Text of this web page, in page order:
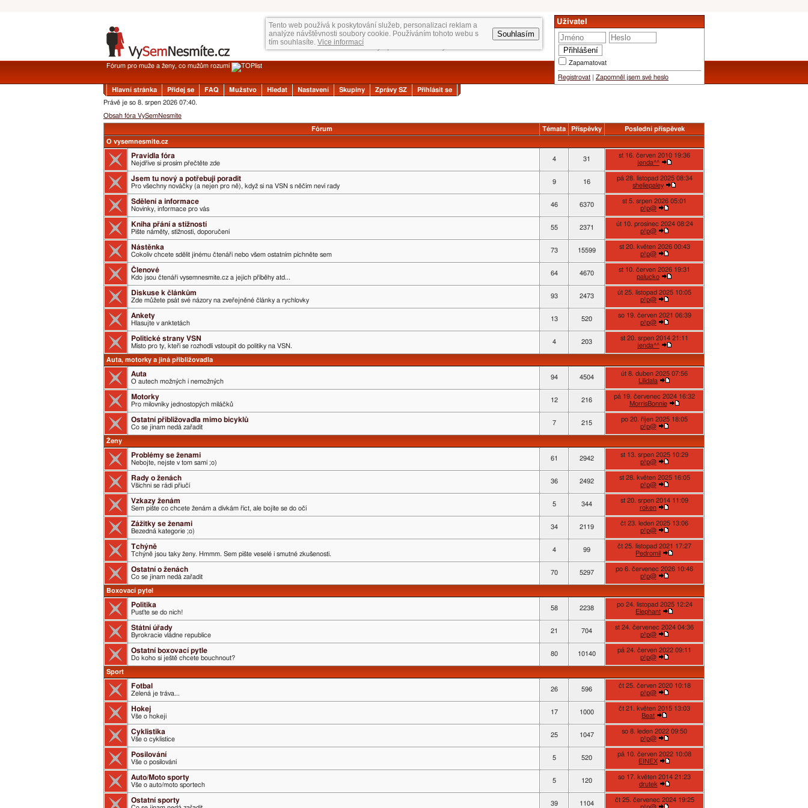
Tento web používá k poskytování služeb, personalizaci reklam a
analýze návštěvnosti soubory cookie. Používáním tohoto webu s
tím souhlasíte. Vice informací
Souhlasím
Uživatel
Zapamatovat
Registrovat Zapomněl jsem své heslo
Fórum pro muže a ženy, co mužům rozumí
Hlavní stránka Přidej se FAQ Mužstvo Hledat Nastavení Skupiny Zprávy SZ
Přihlásit se
Právě je so 8. srpen 2026 07:40.
Obsah fóra VySemNesmíte
Fórum
Témata Příspěvky
Poslední příspěvek
O vysemnesmite.cz
Pravidla fóra
Nejdříve si prosím přečtěte zde
4 31
st 16. červen 2010 19:36
jenda^^
Jsem tu nový a potřebuji poradit
Pro všechny nováčky (a nejen pro ně), když si na VSN s něčím neví rady
9 16
pá 28. listopad 2025 08:34
sheliepaley
Sdělení a informace
Novinky, informace pro vás
46 6370
st 5. srpen 2026 05:01
p!p@
Kniha přání a stížností
Pište náměty, stížnosti, doporučení
55 2371
út 10. prosinec 2024 08:24
p!p@
Nástěnka
Cokoliv chcete sdělit jinému čtenáři nebo všem ostatním píchněte sem
73 15599
st 20. květen 2026 00:43
p!p@
Členové
Kdo jsou čtenáři vysemnesmite.cz a jejich příběhy atd...
64 4670
st 10. červen 2026 19:31
palucko
Diskuse k článkům
Zde můžete psát své názory na zveřejněné články a rychlovky
93 2473
út 25. listopad 2025 10:05
p!p@
Ankety
Hlasujte v anktetách
13 520
so 19. červen 2021 06:39
p!p@
Politické strany VSN
Místo pro ty, kteří se rozhodli vstoupit do politiky na VSN.
4 203
st 20. srpen 2014 21:11
jenda^^
Auta, motorky a jiná přibližovadla
Auta
O autech možných i nemožných
94 4504
út 8. duben 2025 07:56
Lilidala
Motorky
Pro milovníky jednostopých miláčků
12 216
pá 19. červenec 2024 16:32
MorrisBonnie
Ostatní přibližovadla mimo bicyklů
Co se jinam nedá zařadit
7 215
po 20. říjen 2025 18:05
p!p@
Ženy
Problémy se ženami
Nebojte, nejste v tom sami ;o)
61 2942
st 13. srpen 2025 10:29
p!p@
Rady o ženách
Všichni se rádi přiučí
36 2492
st 28. květen 2025 16:05
p!p@
Vzkazy ženám
Sem pište co chcete ženám a dívkám říct, ale bojíte se do očí
5 344
st 20. srpen 2014 11:09
roken
Zážitky se ženami
Bezedná kategorie ;o)
34 2119
čt 23. leden 2025 13:06
p!p@
Tchýně
Tchýně jsou taky ženy. Hmmm. Sem pište veselé i smutné zkušenosti.
4 99
čt 25. listopad 2021 17:27
Pedromil
Ostatní o ženách
Co se jinam nedá zařadit
70 5297
po 6. červenec 2026 10:46
p!p@
Boxovací pytel
Politika
Pusťte se do nich!
58 2238
po 24. listopad 2025 12:24
Elephant
Státní úřady
Byrokracie vládne republice
21 704
st 24. červenec 2024 04:36
p!p@
Ostatní boxovací pytle
Do koho si ještě chcete bouchnout?
80 10140
pá 24. červen 2022 09:11
p!p@
Sport
Fotbal
Zelená je tráva...
26 596
čt 25. červen 2020 10:18
p!p@
Hokej
Vše o hokeji
17 1000
čt 21. květen 2015 13:03
Beat
Cyklistika
Vše o cyklistice
25 1047
so 8. leden 2022 09:50
p!p@
Posilování
Vše o posilování
5 520
pá 10. červen 2022 10:08
EINEX
Auto/Moto sporty
Vše o auto/moto sportech
5 120
so 17. květen 2014 21:23
drutek
Ostatní sporty 39 1104
čt 25. červenec 2024 19:25